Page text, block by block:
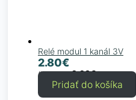
Relé modul 1 kanál 3V
2.80€
(bez DPH2.28€)
Pridať do košíka